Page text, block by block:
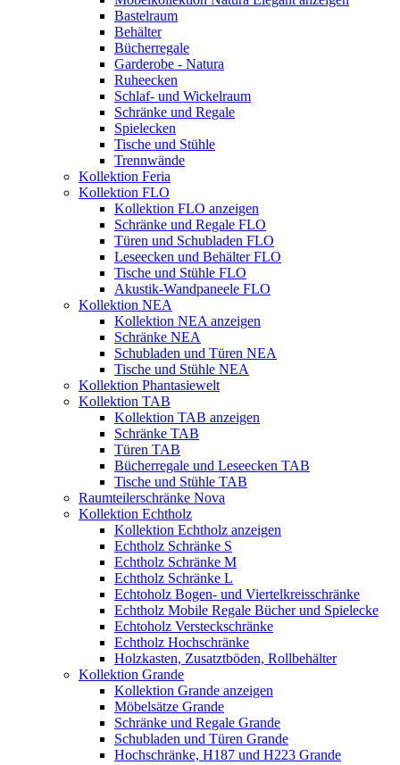
Bastelraum
Behälter
Bücherregale
Garderobe - Natura
Ruheecken
Schlaf- und Wickelraum
Schränke und Regale
Spielecken
Tische und Stühle
Trennwände
Kollektion Feria
Kollektion FLO
Kollektion FLO anzeigen
Schränke und Regale FLO
Türen und Schubladen FLO
Leseecken und Behälter FLO
Tische und Stühle FLO
Akustik-Wandpaneele FLO
Kollektion NEA
Kollektion NEA anzeigen
Schränke NEA
Schubladen und Türen NEA
Tische und Stühle NEA
Kollektion Phantasiewelt
Kollektion TAB
Kollektion TAB anzeigen
Schränke TAB
Türen TAB
Bücherregale und Leseecken TAB
Tische und Stühle TAB
Raumteilerschränke Nova
Kollektion Echtholz
Kollektion Echtholz anzeigen
Echtholz Schränke S
Echtholz Schränke M
Echtholz Schränke L
Echtoholz Bogen- und Viertelkreisschränke
Echtholz Mobile Regale Bücher und Spielecke
Echtoholz Versteckschränke
Echtholz Hochschränke
Holzkasten, Zusatztböden, Rollbehälter
Kollektion Grande
Kollektion Grande anzeigen
Möbelsätze Grande
Schränke und Regale Grande
Schubladen und Türen Grande
Hochschränke, H187 und H223 Grande